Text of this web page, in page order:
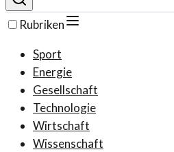
Rubriken
Sport
Energie
Gesellschaft
Technologie
Wirtschaft
Wissenschaft